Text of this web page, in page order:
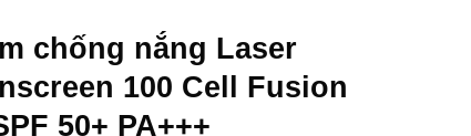
chống nắng Laser
100 Cell Fusion
50+ PA+++